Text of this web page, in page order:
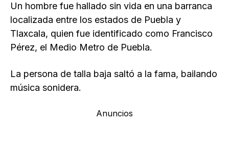
Un hombre fue hallado sin vida en una barranca
localizada entre los estados de Puebla y
Tlaxcala, quien fue identificado como Francisco
Pérez, el Medio Metro de Puebla.
La persona de talla baja saltó a la fama, bailando
música sonidera.
Anuncios